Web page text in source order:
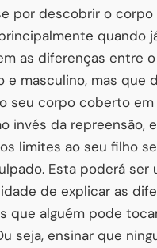
por descobrir o corpo
quando
as diferenças entre
e masculino, mas que
seu corpo coberto
invés da repreensão,
limites ao seu filho
Esta poderá ser
de explicar as
que alguém pode
seja, ensinar que